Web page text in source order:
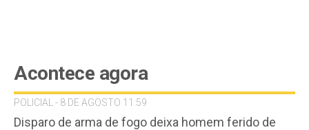
Acontece agora
POLICIAL - 8 DE AGOSTO 11:59
Disparo de arma de fogo deixa homem ferido de